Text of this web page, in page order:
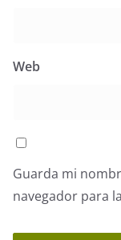
Web
Guarda mi
navegador para